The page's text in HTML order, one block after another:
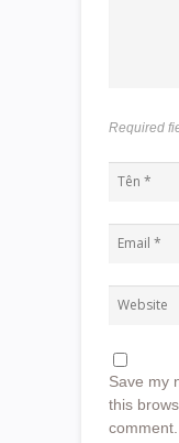
Required
Save my
this
comment.